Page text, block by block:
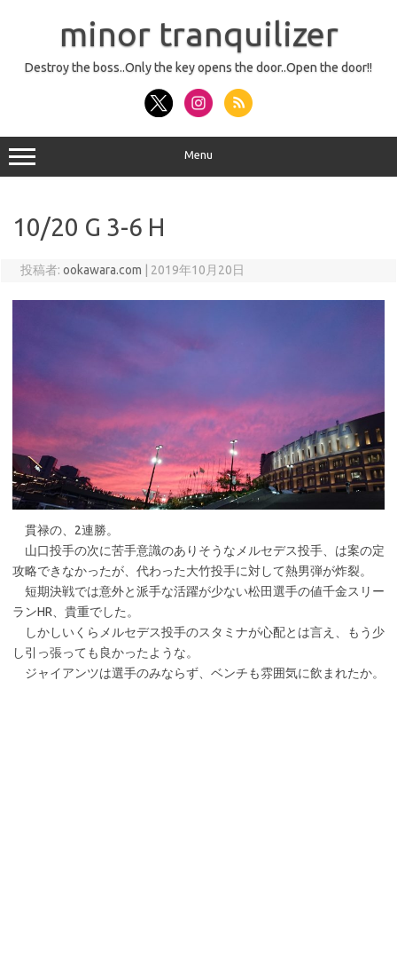
minor tranquilizer
Destroy the boss..Only the key opens the door..Open the door!!
Menu
10/20 G 3-6 H
投稿者: ookawara.com 2019年10月20日
貫禄の、2連勝。
山口投手の次に苦手意識のありそうなメルセデス投手、は案の定
攻略できなかったが、代わった大竹投手に対して熱男弾が炸裂。
短期決戦では意外と派手な活躍が少ない松田選手の値千金スリー
ランHR、貴重でした。
しかしいくらメルセデス投手のスタミナが心配とは言え、もう少
し引っ張っても良かったような。
ジャイアンツは選手のみならず、ベンチも雰囲気に飲まれたか。